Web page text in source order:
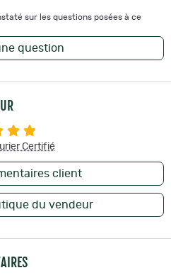
sur les questions posées à ce
question
Certifié
client
du vendeur